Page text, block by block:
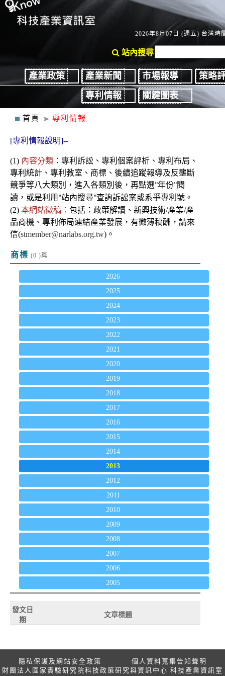
2026年8月07日 (週五) 台灣時
站內搜尋
產業政策 產業新聞 市場報導
策略
專利情報
關鍵圖表
首頁 專利情報
[專利情報說明]--
(1) 內容分類 ： 專利 訴訟、 專利個案評析、專利布局、
專利統計、專利教室 、商標、後續追蹤報導及反壟斷
競爭等八大類別，進入各類別後 ，再點選"年份"閱
讀，或是利用 "站內搜尋"查詢訴訟案或系爭專利號。
(2) 本網站徵稿： 包括：政策解讀、新興技術/產業/產
品商機、專利佈局連結產業發展，有微薄稿酬，請來
信(stmember@narlabs.org.tw)。
商標 (0 )篇
2026
2025
2024
2023
2022
2021
2020
2019
2018
2017
2016
2015
2014
2013
2012
2011
2010
2009
2008
2007
2006
2005
發文日
期
文章標題
隱私保護及網站安全政策
個人資料蒐集告知聲明
財團法人國家實驗研究院科技政策研究與資訊中心 科技產業資訊室